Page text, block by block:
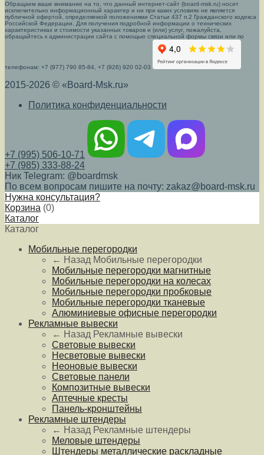
Обращаем ваше внимание на то, что данный интернет-сайт (board-msk.ru) носит
исключительно информационный характер и ни при каких условиях не является
публичной офертой, определяемой положениями Статьи 437 п.2 Гражданского кодекса
Российской Федерации. Для получения подробной информации о технических
характеристиках и стоимости указанных товаров и (или) услуг, пожалуйста,
обращайтесь к администрации сайта с помощью специальной формы связи или по
телефонам: +7 (977) 790 85-84, +7 (926) 920 02-03
2015-2026 © «Board-Msk.ru»
Политика конфиденциальности
+7 (995) 506-10-71
+7 (985) 333-88-24
Ник Telegram: @boardmsk
По всем вопросам пишите на почту: zakaz@board-msk.ru
Нужна консультация?
Корзина (0)
Каталог
Каталог
Мобильные перегородки
← Назад Мобильные перегородки
Мобильные перегородки магнитные
Мобильные перегородки на колесах
Мобильные перегородки пробковые
Мобильные перегородки тканевые
Алюминиевые офисные перегородки
Рекламные вывески
← Назад Рекламные вывески
Световые вывески
Несветовые вывески
Неоновые вывески
Световые панели
Композитные вывески
Аптечные кресты
Панель-кронштейны
Рекламные штендеры
← Назад Рекламные штендеры
Меловые штендеры
Штендеры металлические раскладные